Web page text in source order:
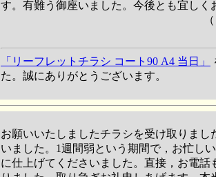
す。有難う御座いました。今後とも宜しく
「リーフレットチラシ コート90 A4 当日」
た。誠にありがとうございます。
お願いいたしましたチラシを受け取りまし
いました。1週間弱という期間で，お忙し
に仕上げてくださいました。直接，お電話